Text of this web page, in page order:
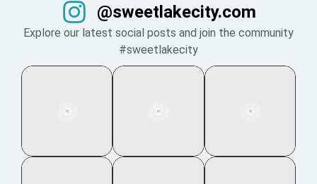
@sweetlakecity.com
Explore our latest social posts and join the community
#sweetlakecity